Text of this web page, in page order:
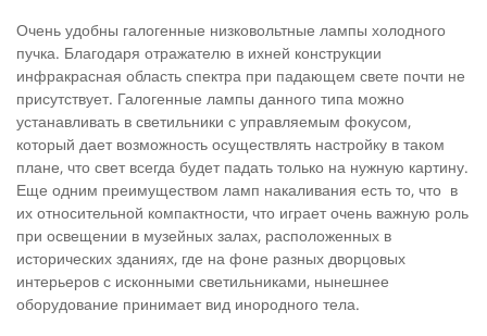
Очень удобны галогенные низковольтные лампы холодного
пучка. Благодаря отражателю в ихней конструкции
инфракрасная область спектра при падающем свете почти не
присутствует. Галогенные лампы данного типа можно
устанавливать в светильники с управляемым фокусом,
который дает возможность осуществлять настройку в таком
плане, что свет всегда будет падать только на нужную картину.
Еще одним преимуществом ламп накаливания есть то, что в
их относительной компактности, что играет очень важную роль
при освещении в музейных залах, расположенных в
исторических зданиях, где на фоне разных дворцовых
интерьеров с исконными светильниками, нынешнее
оборудование принимает вид инородного тела.